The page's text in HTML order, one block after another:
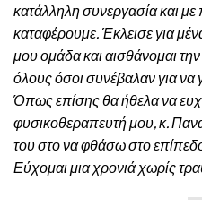
κατάλληλη συνεργασία και με
καταφέρουμε. Έκλεισε για
μου ομάδα και αισθάνομαι
όλους όσοι συνέβαλαν για να
Όπως επίσης θα ήθελα να
φυσικοθεραπευτή μου, κ.
του στο να φθάσω στο
Εύχομαι μια χρονιά χωρίς